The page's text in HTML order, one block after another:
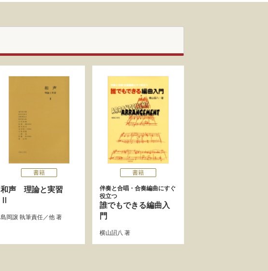
書籍
和声 理論と実習
島岡譲 執筆責任／他 著
書籍
伴奏と合唱・合奏編曲にすぐ
役立つ
誰でもできる編曲入
門
横山詔八 著